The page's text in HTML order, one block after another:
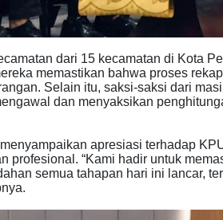
dari 15 kecamatan di Kota
memastikan bahwa proses
Selain itu, saksi-saksi dari
dan menyaksikan
apresiasi terhadap
profesional. “Kami hadir untuk
semua tahapan hari ini lancar,